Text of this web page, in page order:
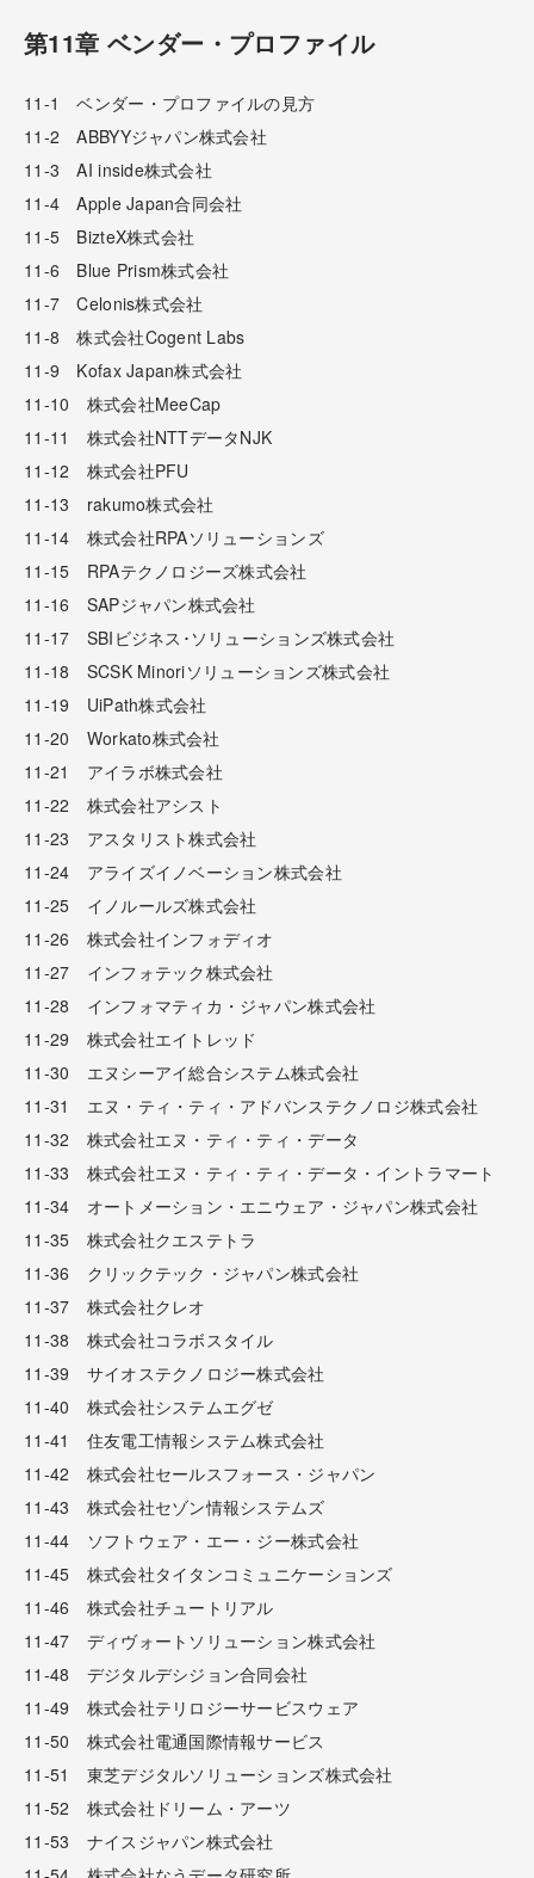
第11章 ベンダー・プロファイル
11-1 ベンダー・プロファイルの見方
11-2 ABBYYジャパン株式会社
11-3 AI inside株式会社
11-4 Apple Japan合同会社
11-5 BizteX株式会社
11-6 Blue Prism株式会社
11-7 Celonis株式会社
11-8 株式会社Cogent Labs
11-9 Kofax Japan株式会社
11-10 株式会社MeeCap
11-11 株式会社NTTデータNJK
11-12 株式会社PFU
11-13 rakumo株式会社
11-14 株式会社RPAソリューションズ
11-15 RPAテクノロジーズ株式会社
11-16 SAPジャパン株式会社
11-17 SBIビジネス･ソリューションズ株式会社
11-18 SCSK Minoriソリューションズ株式会社
11-19 UiPath株式会社
11-20 Workato株式会社
11-21 アイラボ株式会社
11-22 株式会社アシスト
11-23 アスタリスト株式会社
11-24 アライズイノベーション株式会社
11-25 イノルールズ株式会社
11-26 株式会社インフォディオ
11-27 インフォテック株式会社
11-28 インフォマティカ・ジャパン株式会社
11-29 株式会社エイトレッド
11-30 エヌシーアイ総合システム株式会社
11-31 エヌ・ティ・ティ・アドバンステクノロジ株式会社
11-32 株式会社エヌ・ティ・ティ・データ
11-33 株式会社エヌ・ティ・ティ・データ・イントラマート
11-34 オートメーション・エニウェア・ジャパン株式会社
11-35 株式会社クエステトラ
11-36 クリックテック・ジャパン株式会社
11-37 株式会社クレオ
11-38 株式会社コラボスタイル
11-39 サイオステクノロジー株式会社
11-40 株式会社システムエグゼ
11-41 住友電工情報システム株式会社
11-42 株式会社セールスフォース・ジャパン
11-43 株式会社セゾン情報システムズ
11-44 ソフトウェア・エー・ジー株式会社
11-45 株式会社タイタンコミュニケーションズ
11-46 株式会社チュートリアル
11-47 ディヴォートソリューション株式会社
11-48 デジタルデシジョン合同会社
11-49 株式会社テリロジーサービスウェア
11-50 株式会社電通国際情報サービス
11-51 東芝デジタルソリューションズ株式会社
11-52 株式会社ドリーム・アーツ
11-53 ナイスジャパン株式会社